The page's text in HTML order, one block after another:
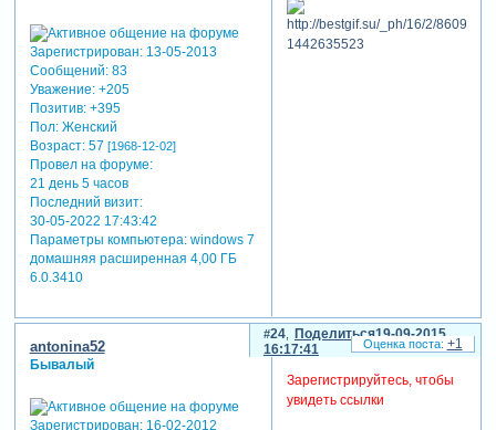
Зарегистрирован: 13-05-2013
Сообщений:83
Уважение: +205
Позитив: +395
Пол:Женский
Возраст:57 [1968-12-02]
Провел на форуме:
21 день 5 часов
Последний визит:
30-05-2022 17:43:42
Параметры компьютера:windows 7
домашняя расширенная 4,00 ГБ
6.0.3410
Поделиться
24
19-09-2015
16:17:41
antonina52
Бывалый
Зарегистрирован: 16-02-2012
Зарегистрируйтесь, чтобы
увидеть ссылки
+1